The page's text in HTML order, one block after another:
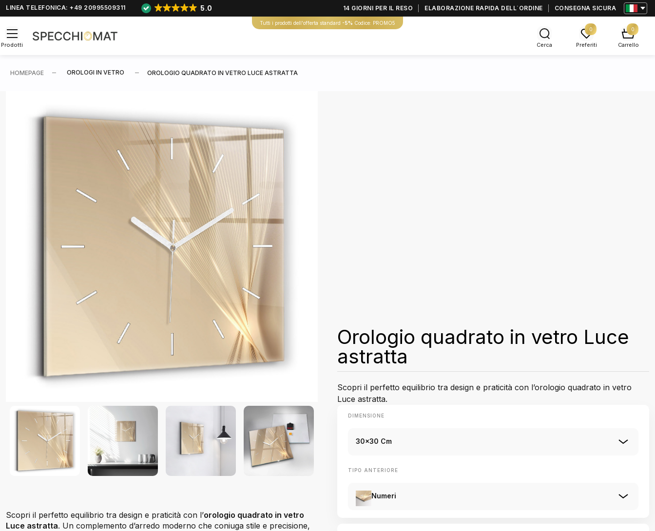
LINEA TELEFONICA: +49 20995509311 5.0 14 GIORNI PER IL RESO ELABORAZIONE RAPIDA DELL΄ORDINE CONSEGNA SICURA
Tutti i prodotti dell'offerta standard -5% Codice: PROMO5
Prodotti Cerca
0
Preferiti
0
Carrello
HOMEPAGE OROLOGI IN VETRO OROLOGIO QUADRATO IN VETRO LUCE ASTRATTA
Scopri il perfetto equilibrio tra design e praticità con l’orologio quadrato in vetro
Luce astratta. Un complemento d’arredo moderno che coniuga stile e precisione,
Orologio quadrato in vetro Luce
astratta
Scopri il perfetto equilibrio tra design e praticità con l’orologio quadrato in vetro
Luce astratta.
DIMENSIONE
30x30 Cm
TIPO ANTERIORE
Numeri